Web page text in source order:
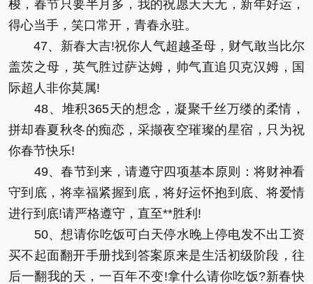
梭，春节只要半月多，我的祝愿天天无，新年好运，
得心当手，笑口常开，青春永驻。
47、新春大吉!祝你人气超越圣母，财气敢当比尔
盖茨之母，英气胜过萨达姆，帅气直追贝克汉姆，国
际超人非你莫属!
48、堆积365天的想念，凝聚千丝万缕的柔情，
拼却春夏秋冬的痴恋，采撷夜空璀璨的星宿，只为祝
你春节快乐!
49、春节到来，请遵守四项基本原则：将财神看
守到底，将幸福紧握到底，将好运怀抱到底、将爱情
进行到底!请严格遵守，直至**胜利!
50、想请你吃饭可白天停水晚上停电发不出工资
买不起面翻开手册找到答案原来是生活初级阶段，往
后一翻我的天，一百年不变!拿什么请你吃饭?新春快